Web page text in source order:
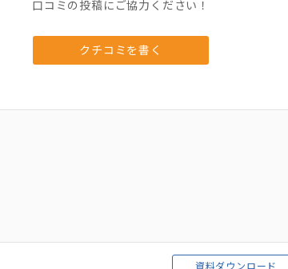
口コミの投稿にご協力ください！
クチコミを書く
資料ダウンロード